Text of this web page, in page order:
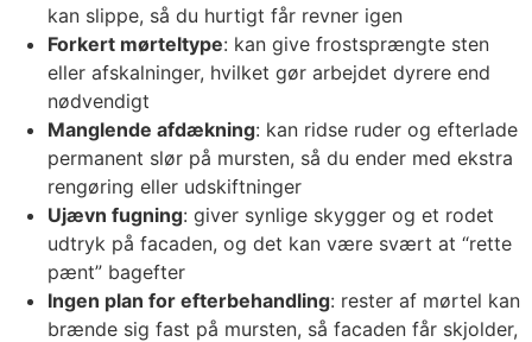
kan slippe, så du hurtigt får revner igen
Forkert mørteltype: kan give frostsprængte sten
eller afskalninger, hvilket gør arbejdet dyrere end
nødvendigt
Manglende afdækning: kan ridse ruder og efterlade
permanent slør på mursten, så du ender med ekstra
rengøring eller udskiftninger
Ujævn fugning: giver synlige skygger og et rodet
udtryk på facaden, og det kan være svært at “rette
pænt” bagefter
Ingen plan for efterbehandling: rester af mørtel kan
brænde sig fast på mursten, så facaden får skjolder,